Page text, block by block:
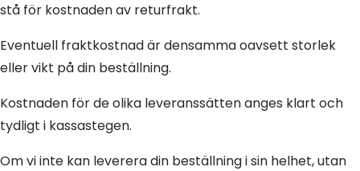
stå för kostnaden av returfrakt.
Eventuell fraktkostnad är densamma oavsett storlek
eller vikt på din beställning.
Kostnaden för de olika leveranssätten anges klart och
tydligt i kassastegen.
Om vi inte kan leverera din beställning i sin helhet, utan